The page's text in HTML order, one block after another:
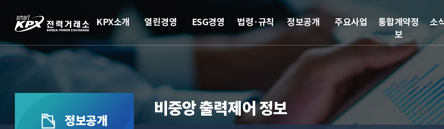
KPX소개 열린경영 ESG경영 법령·규칙 정보공개 주요사업
통합계약정
보
소
정보공개
비중앙 출력제어 정보